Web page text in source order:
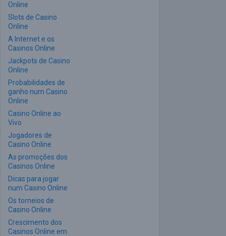
Online
Slots de Casino
Online
A Internet e os
Casinos Online
Jackpots de Casino
Online
Probabilidades de
ganho num Casino
Online
Casino Online ao
Vivo
Jogadores de
Casino Online
As promoções dos
Casinos Online
Dicas para jogar
num Casino Online
Os torneios de
Casino Online
Crescimento dos
Casinos Online em